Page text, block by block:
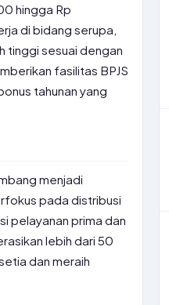
hingga Rp
di bidang serupa,
tinggi sesuai dengan
fasilitas BPJS
tahunan yang
menjadi
pada distribusi
pelayanan prima dan
lebih dari 50
dan meraih